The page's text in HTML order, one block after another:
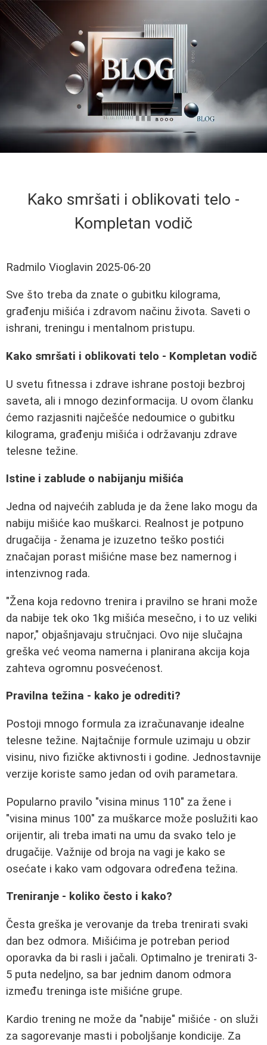
Kako smršati i oblikovati telo -
Kompletan vodič
Radmilo Vioglavin 2025-06-20
Sve što treba da znate o gubitku kilograma,
građenju mišića i zdravom načinu života. Saveti o
ishrani, treningu i mentalnom pristupu.
Kako smršati i oblikovati telo - Kompletan vodič
U svetu fitnessa i zdrave ishrane postoji bezbroj
saveta, ali i mnogo dezinformacija. U ovom članku
ćemo razjasniti najčešće nedoumice o gubitku
kilograma, građenju mišića i održavanju zdrave
telesne težine.
Istine i zablude o nabijanju mišića
Jedna od najvećih zabluda je da žene lako mogu da
nabiju mišiće kao muškarci. Realnost je potpuno
drugačija - ženama je izuzetno teško postići
značajan porast mišićne mase bez namernog i
intenzivnog rada.
"Žena koja redovno trenira i pravilno se hrani može
da nabije tek oko 1kg mišića mesečno, i to uz veliki
napor," objašnjavaju stručnjaci. Ovo nije slučajna
greška već veoma namerna i planirana akcija koja
zahteva ogromnu posvećenost.
Pravilna težina - kako je odrediti?
Postoji mnogo formula za izračunavanje idealne
telesne težine. Najtačnije formule uzimaju u obzir
visinu, nivo fizičke aktivnosti i godine. Jednostavnije
verzije koriste samo jedan od ovih parametara.
Popularno pravilo "visina minus 110" za žene i
"visina minus 100" za muškarce može poslužiti kao
orijentir, ali treba imati na umu da svako telo je
drugačije. Važnije od broja na vagi je kako se
osećate i kako vam odgovara određena težina.
Treniranje - koliko često i kako?
Česta greška je verovanje da treba trenirati svaki
dan bez odmora. Mišićima je potreban period
oporavka da bi rasli i jačali. Optimalno je trenirati 3-
5 puta nedeljno, sa bar jednim danom odmora
između treninga iste mišićne grupe.
Kardio trening ne može da "nabije" mišiće - on služi
za sagorevanje masti i poboljšanje kondicije. Za